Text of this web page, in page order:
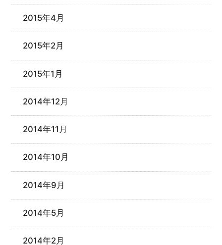
2015年4月
2015年2月
2015年1月
2014年12月
2014年11月
2014年10月
2014年9月
2014年5月
2014年2月